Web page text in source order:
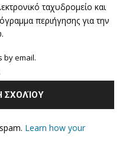
ταχυδρομείο και
περιήγησης για την
by email.
Learn how your